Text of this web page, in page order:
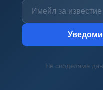
Уведоми
Не споделяме